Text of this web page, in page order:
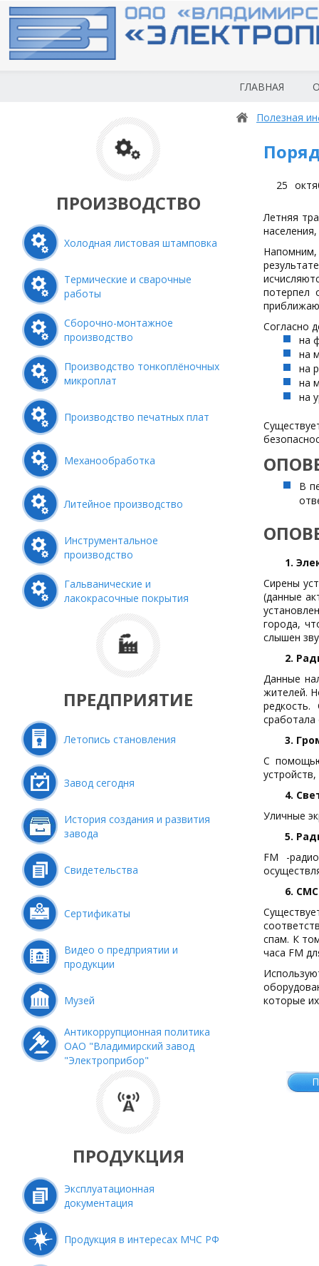
ГЛАВНАЯ
ПРОИЗВОДСТВО
Холодная листовая штамповка
Термические и сварочные
работы
Сборочно-монтажное
производство
Производство тонкоплёночных
микроплат
Производство печатных плат
Механообработка
Литейное производство
Инструментальное
производство
Гальванические и
лакокрасочные покрытия
ПРЕДПРИЯТИЕ
Летопись становления
Завод сегодня
История создания и развития
завода
Свидетельства
Сертификаты
Видео о предприятии и
продукции
Музей
Антикоррупционная политика
ОАО "Владимирский завод
"Электроприбор"
ПРОДУКЦИЯ
Эксплуатационная
документация
Продукция в интересах МЧС РФ
Полезная
25
Летняя
потерпел
Согласно
на
на
на
на
на
В
1.
Сирены
(данные
города,
слышен
2.
Данные
жителей.
3.
С
4.
Уличные
5.
FM -
6.
спам. К
часа FM
которые